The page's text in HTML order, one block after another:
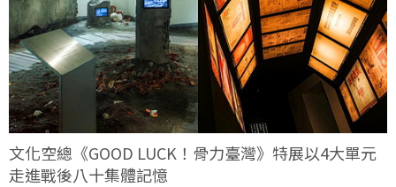
文化空總《GOOD LUCK！骨力臺灣》特展以4大單元
走進戰後八十集體記憶